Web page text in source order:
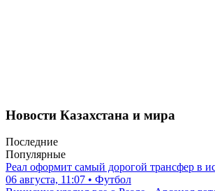
Новости Казахстана и мира
Последние
Популярные
Реал оформит самый дорогой трансфер в
06 августа, 11:07 • Футбол